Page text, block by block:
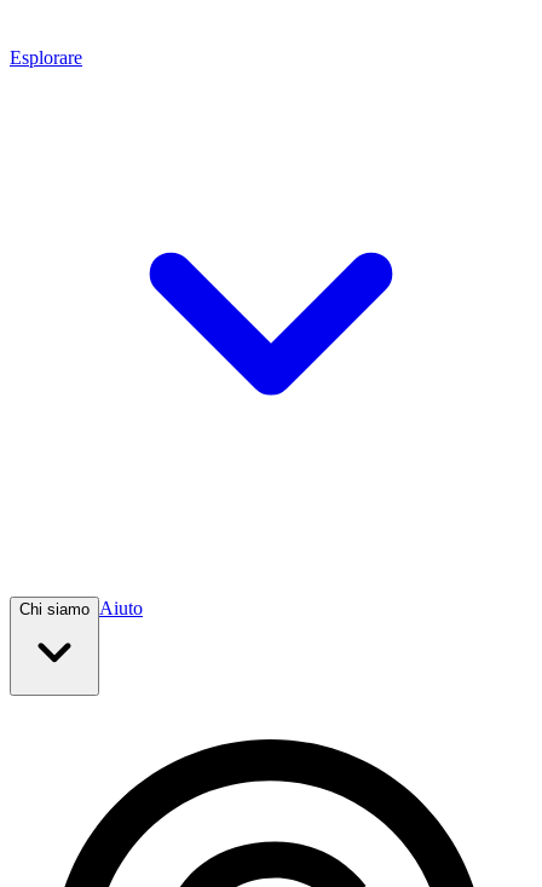
Esplorare
Chi siamo Aiuto